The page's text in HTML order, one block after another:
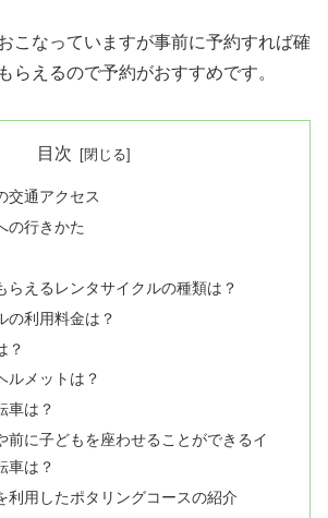
こなっていますが事前に予約すれば確
らえるので予約がおすすめです。
目次
交通アクセス
の行きかた
らえるレンタサイクルの種類は？
の利用料金は？
？
ルメットは？
車は？
前に子どもを座わせることができるイ
車は？
利用したポタリングコースの紹介